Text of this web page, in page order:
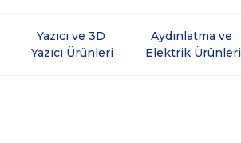
Yazıcı ve 3D
Yazıcı Ürünleri
Aydınlatma ve
Elektrik Ürünleri